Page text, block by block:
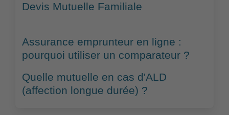
Devis Mutuelle Familiale
Assurance emprunteur en ligne :
pourquoi utiliser un comparateur ?
Quelle mutuelle en cas d'ALD
(affection longue durée) ?